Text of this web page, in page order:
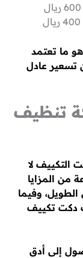
ما تعتمد
تسعير عادل
تنظيف
لا
من المزايا
الطويل، وفيما
دكت تكييف
إلى أدق